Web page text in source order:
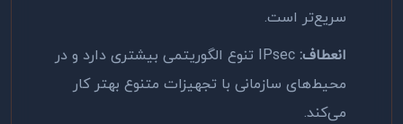
سریع‌تر است.
انعطاف:
IPsec تنوع الگوریتمی بیشتری دارد و در
محیط‌های سازمانی با تجهیزات متنوع بهتر کار
می‌کند.